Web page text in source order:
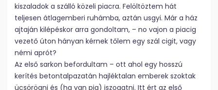
kiszaladok a szálló közeli piacra. Felöltöztem hát
teljesen átlagemberi ruhámba, aztán usgyi. Már a ház
ajtaján kilépéskor arra gondoltam, – no vajon a piacig
vezető úton hányan kérnek tőlem egy szál cigit, vagy
némi aprót?
Az első sarkon befordultam – ott ahol egy hosszú
kerítés betontalpazatán hajléktalan emberek szoktak
ücsörögni és (ha van pia) iszogatni. Itt ért az első